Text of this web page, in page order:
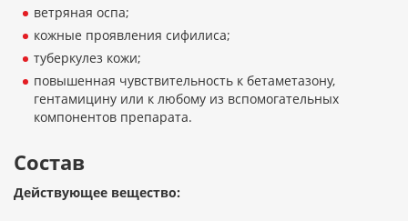
ветряная оспа;
кожные проявления сифилиса;
туберкулез кожи;
повышенная чувствительность к бетаметазону,
гентамицину или к любому из вспомогательных
компонентов препарата.
Состав
Действующее вещество: